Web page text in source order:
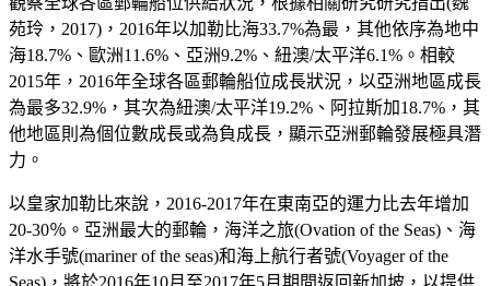
苑玲，2017)，2016年以加勒比海33.7%為最，其他依序為地中
海18.7%、歐洲11.6%、亞洲9.2%、紐澳/太平洋6.1%。相較
2015年，2016年全球各區郵輪船位成長狀況，以亞洲地區成長
為最多32.9%，其次為紐澳/太平洋19.2%、阿拉斯加18.7%，其
他地區則為個位數成長或為負成長，顯示亞洲郵輪發展極具潛
力。
以皇家加勒比來說，2016-2017年在東南亞的運力比去年增加
20-30％。亞洲最大的郵輪，海洋之旅(Ovation of the Seas)、海
洋水手號(mariner of the seas)和海上航行者號(Voyager of the
Seas)，將於2016年10月至2017年5月期間返回新加坡，以提供